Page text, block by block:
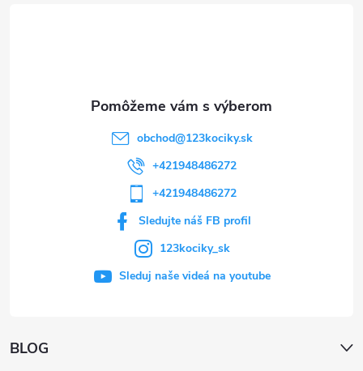
BLOG
obchod@123kociky.sk
+421948486272
+421948486272
Sledujte náš FB profil
123kociky_sk
Sleduj naše videá na youtube